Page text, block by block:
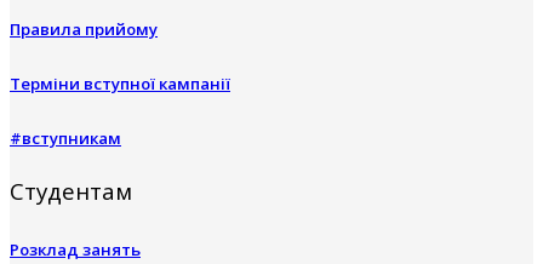
Правила прийому
Терміни вступної кампанії
#вступникам
Студентам
Розклад занять